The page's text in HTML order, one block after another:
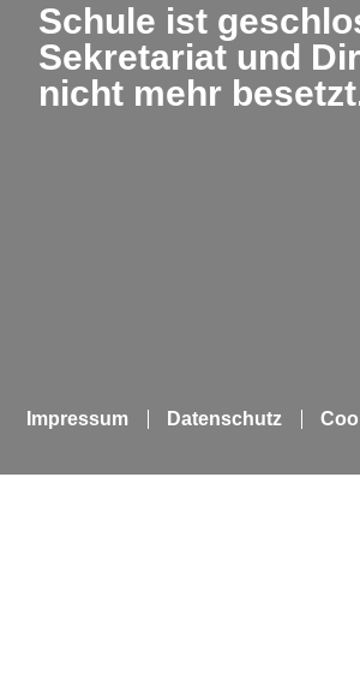
Schule ist
Sekretariat und
nicht mehr
Impressum Datenschutz